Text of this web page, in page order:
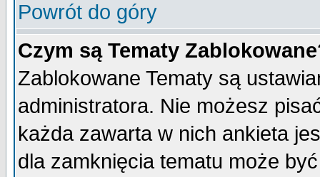
Powrót do góry
Czym są Tematy
Zablokowane Tematy są
administratora. Nie możesz
każda zawarta w nich ankieta
dla zamknięcia tematu może